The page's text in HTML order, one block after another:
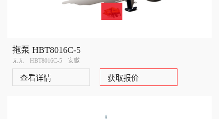
拖泵 HBT8016C-5
无无 HBT8016C-5 安徽
查看详情 获取报价